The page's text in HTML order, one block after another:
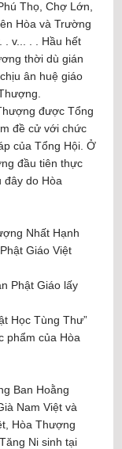
Thọ, Chợ Lớn,
Hòa và Trường
. v... . . Hầu hết
thời dù gián
ân huệ giáo
được Tổng
đề cử với chức
của Tổng Hội. Ở
đầu tiên thực
đây do Hòa
Nhất Hạnh
Giáo Việt
Phật Giáo lấy
Học Tùng Thư”
phẩm của Hòa
Ban Hoằng
Nam Việt và
Hòa Thượng
Ni sinh tại